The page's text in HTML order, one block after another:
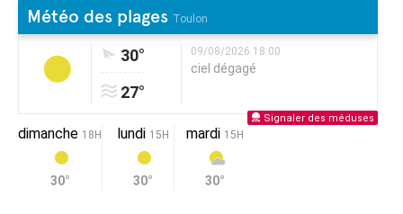
Météo des plages Toulon
30°
27°
09/08/2026 18:00
ciel dégagé
Signaler des méduses
dimanche 18H
30°
lundi 15H
30°
mardi 15H
30°